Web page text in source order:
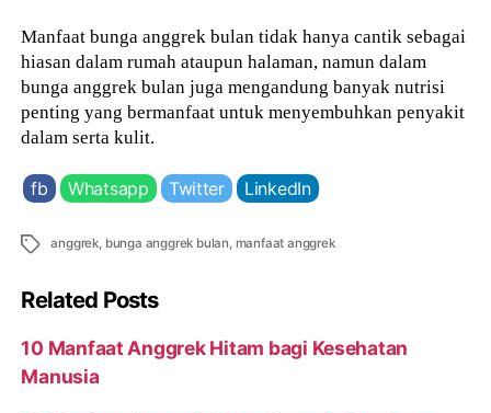
Manfaat bunga anggrek bulan tidak hanya cantik sebagai
hiasan dalam rumah ataupun halaman, namun dalam
bunga anggrek bulan juga mengandung banyak nutrisi
penting yang bermanfaat untuk menyembuhkan penyakit
dalam serta kulit.
fb Whatsapp Twitter LinkedIn
Tags anggrek, bunga anggrek bulan, manfaat anggrek
Related Posts
10 Manfaat Anggrek Hitam bagi Kesehatan
Manusia